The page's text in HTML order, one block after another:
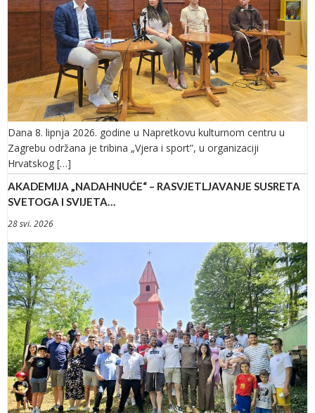
Dana 8. lipnja 2026. godine u Napretkovu kulturnom centru u
Zagrebu održana je tribina „Vjera i sport”, u organizaciji
Hrvatskog […]
AKADEMIJA „NADAHNUĆE“ – RASVJETLJAVANJE SUSRETA
SVETOGA I SVIJETA…
28 svi. 2026